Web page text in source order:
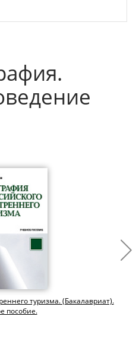
туризма. (Бакалавриат).
пособие.